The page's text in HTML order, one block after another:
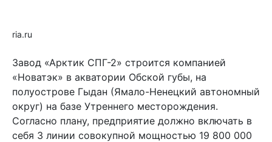
ria.ru
Завод «Арктик СПГ-2» строится компанией
«Новатэк» в акватории Обской губы, на
полуострове Гыдан (Ямало-Ненецкий автономный
округ) на базе Утреннего месторождения.
Согласно плану, предприятие должно включать в
себя 3 линии совокупной мощностью 19 800 000